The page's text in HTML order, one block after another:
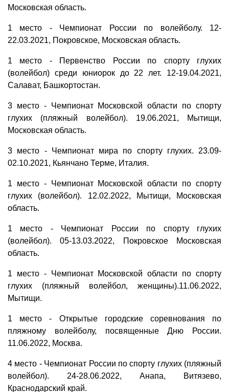
Московская область.
1 место - Чемпионат России по волейболу. 12-
22.03.2021, Покровское, Московская область.
1 место - Первенство России по спорту глухих
(волейбол) среди юниорок до 22 лет. 12-19.04.2021,
Салават, Башкортостан.
3 место - Чемпионат Московской области по спорту
глухих (пляжный волейбол). 19.06.2021, Мытищи,
Московская область.
3 место - Чемпионат мира по спорту глухих. 23.09-
02.10.2021, Кьянчано Терме, Италия.
1 место - Чемпионат Московской области по спорту
глухих (волейбол). 12.02.2022, Мытищи, Московская
область.
1 место - Чемпионат России по спорту глухих
(волейбол). 05-13.03.2022, Покровское Московская
область.
1 место - Чемпионат Московской области по спорту
глухих (пляжный волейбол, женщины).11.06.2022,
Мытищи.
1 место - Открытые городские соревнования по
пляжному волейболу, посвященные Дню России.
11.06.2022, Москва.
4 место - Чемпионат России по спорту глухих (пляжный
волейбол). 24-28.06.2022, Анапа, Витязево,
Краснодарский край.